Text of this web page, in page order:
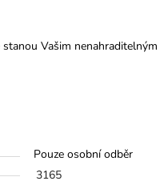
stanou Vašim nenahraditelným
Pouze osobní odběr
3165